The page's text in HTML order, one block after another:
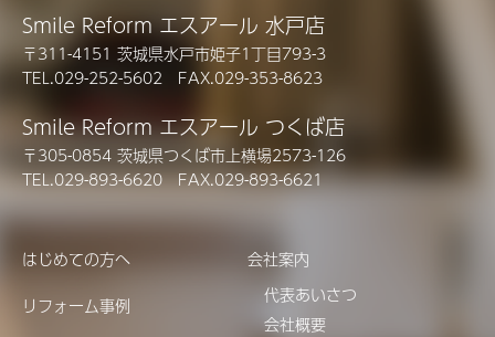
Smile Reform エスアール 水戸店
〒311-4151 茨城県水戸市姫子1丁目793-3
TEL.029-252-5602 FAX.029-353-8623
Smile Reform エスアール つくば店
〒305-0854 茨城県つくば市上横場2573-126
TEL.029-893-6620 FAX.029-893-6621
はじめての方へ
リフォーム事例
会社案内
代表あいさつ
会社概要